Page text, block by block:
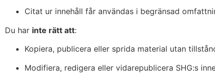
Citat ur innehåll får användas i begränsad
Du har inte rätt att:
Kopiera, publicera eller sprida material utan
Modifiera, redigera eller vidarepublicera SHG:s